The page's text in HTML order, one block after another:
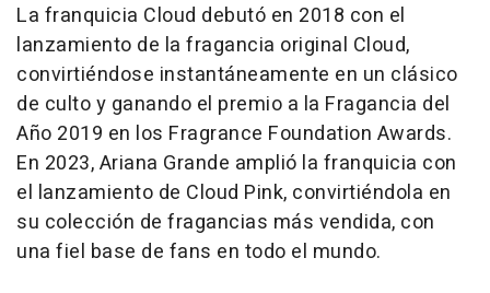
La franquicia Cloud debutó en 2018 con el
lanzamiento de la fragancia original Cloud,
convirtiéndose instantáneamente en un clásico
de culto y ganando el premio a la Fragancia del
Año 2019 en los Fragrance Foundation Awards.
En 2023, Ariana Grande amplió la franquicia con
el lanzamiento de Cloud Pink, convirtiéndola en
su colección de fragancias más vendida, con
una fiel base de fans en todo el mundo.